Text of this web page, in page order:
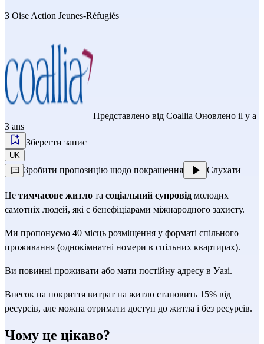
З Oise Action Jeunes-Réfugiés
Представлено від Coallia Оновлено il y a
3 ans
Зберегти запис
UK
Зробити пропозицію щодо покращення Слухати
Це тимчасове житло та соціальний супровід молодих
самотніх людей, які є бенефіціарами міжнародного захисту.
Ми пропонуємо 40 місць розміщення у форматі спільного
проживання (однокімнатні номери в спільних квартирах).
Ви повинні проживати або мати постійну адресу в Уазі.
Внесок на покриття витрат на житло становить 15% від
ресурсів, але можна отримати доступ до житла і без ресурсів.
Чому це цікаво?